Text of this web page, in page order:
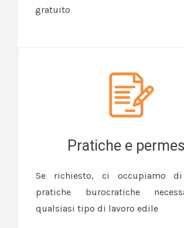
gratuito
Pratiche e
Se richiesto, ci occupiamo
pratiche burocratiche
qualsiasi tipo di lavoro edile